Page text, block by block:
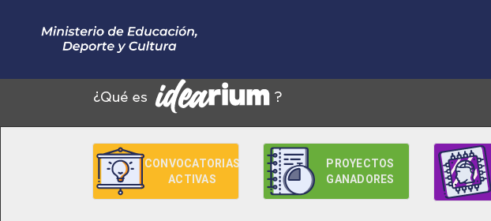
CONVOCATORIAS
ACTIVAS
PROYECTOS
GANADORES